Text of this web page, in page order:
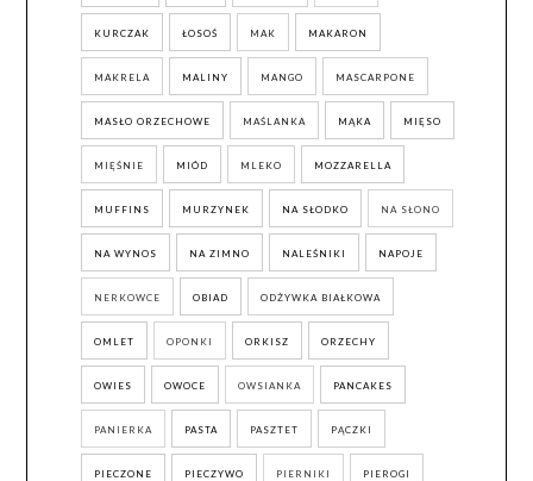
KURCZAK ŁOSOŚ MAK MAKARON
MAKRELA MALINY MANGO MASCARPONE
MASŁO ORZECHOWE MAŚLANKA MĄKA MIĘSO
MIĘŚNIE MIÓD MLEKO MOZZARELLA
MUFFINS MURZYNEK NA SŁODKO NA SŁONO
NA WYNOS NA ZIMNO NALEŚNIKI NAPOJE
NERKOWCE OBIAD ODŻYWKA BIAŁKOWA
OMLET OPONKI ORKISZ ORZECHY
OWIES OWOCE OWSIANKA PANCAKES
PANIERKA PASTA PASZTET PĄCZKI
PIECZONE PIECZYWO PIERNIKI PIEROGI